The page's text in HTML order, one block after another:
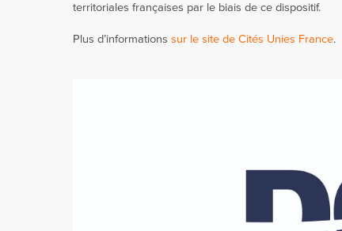
territoriales françaises par le biais de ce dispositif.
Plus d’informations sur le site de Cités Unies France.